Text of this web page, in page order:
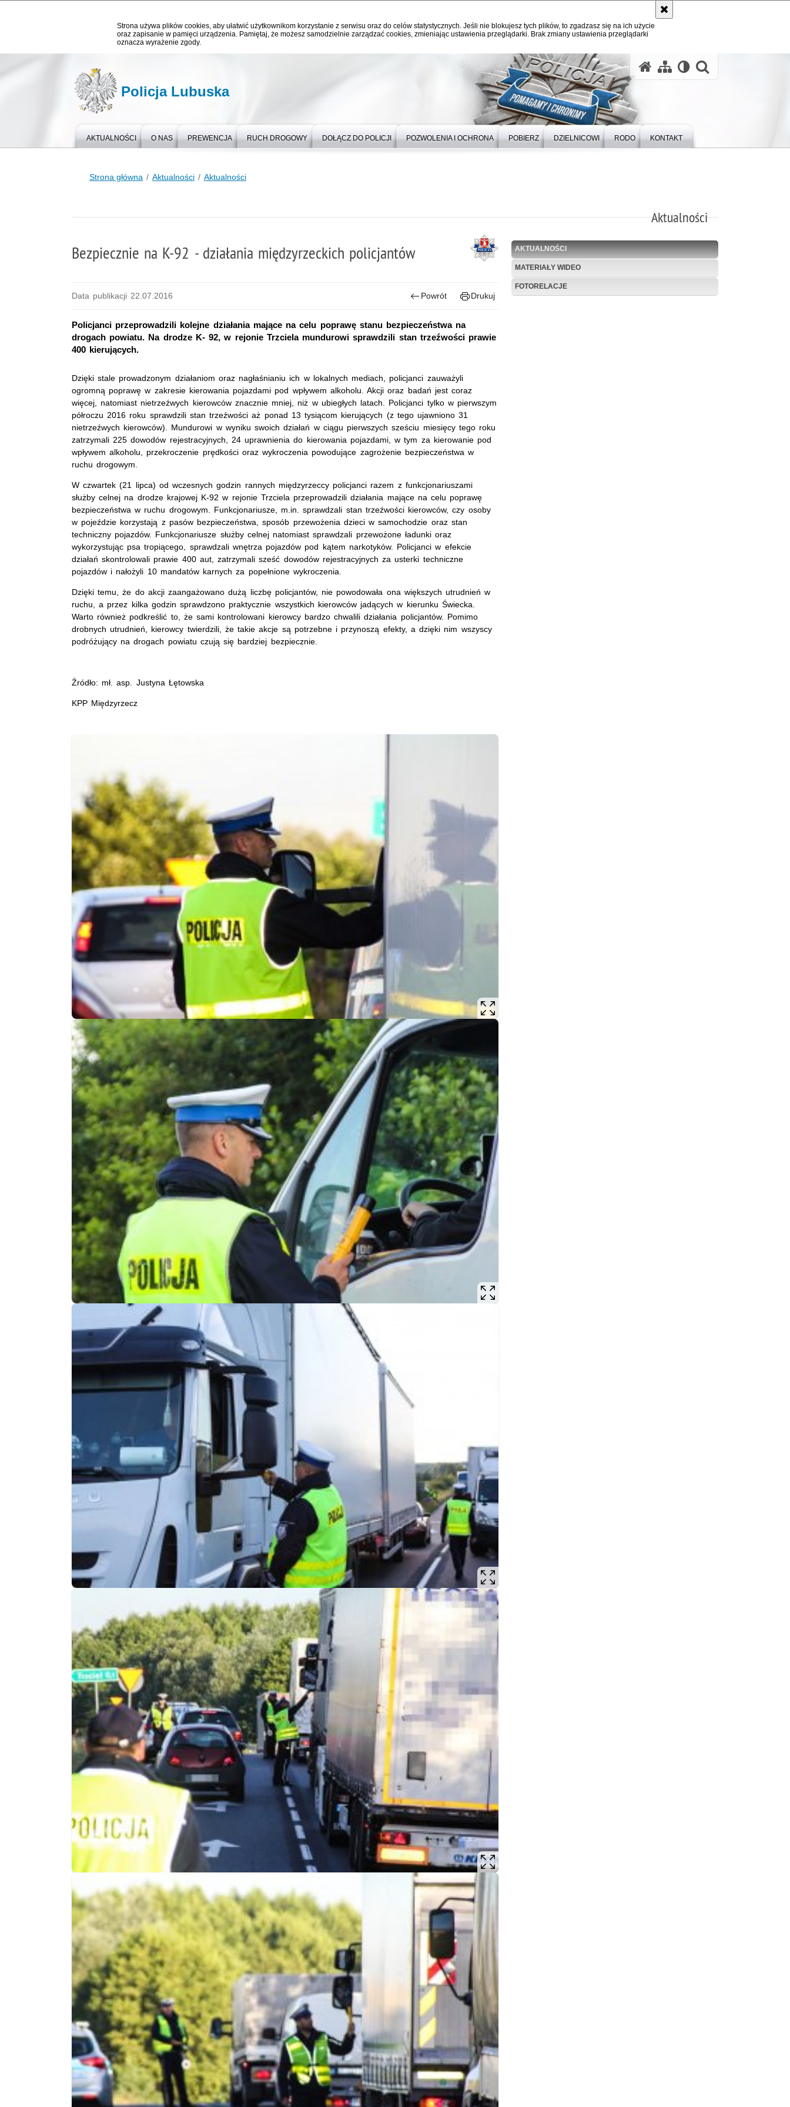
Strona używa plików cookies, aby ułatwić użytkownikom korzystanie z serwisu oraz do celów statystycznych. Jeśli nie blokujesz tych plików, to zgadzasz się na ich użycie
oraz zapisanie w pamięci urządzenia. Pamiętaj, że możesz samodzielnie zarządzać cookies, zmieniając ustawienia przeglądarki. Brak zmiany ustawienia przeglądarki
oznacza wyrażenie zgody.
Policja Lubuska
AKTUALNOŚCI O NAS PREWENCJA RUCH DROGOWY DOŁĄCZ DO POLICJI POZWOLENIA I OCHRONA POBIERZ DZIELNICOWI RODO KONTAKT
Strona główna Aktualności Aktualności
Aktualności
Bezpiecznie na K-92 - działania międzyrzeckich policjantów
Data publikacji 22.07.2016 Powrót Drukuj
Policjanci przeprowadzili kolejne działania mające na celu poprawę stanu bezpieczeństwa na
drogach powiatu. Na drodze K- 92, w rejonie Trzciela mundurowi sprawdzili stan trzeźwości prawie
400 kierujących.
Dzięki stale prowadzonym działaniom oraz nagłaśnianiu ich w lokalnych mediach, policjanci zauważyli
ogromną poprawę w zakresie kierowania pojazdami pod wpływem alkoholu. Akcji oraz badań jest coraz
więcej, natomiast nietrzeźwych kierowców znacznie mniej, niż w ubiegłych latach. Policjanci tylko w pierwszym
półroczu 2016 roku sprawdzili stan trzeźwości aż ponad 13 tysiącom kierujących (z tego ujawniono 31
nietrzeźwych kierowców). Mundurowi w wyniku swoich działań w ciągu pierwszych sześciu miesięcy tego roku
zatrzymali 225 dowodów rejestracyjnych, 24 uprawnienia do kierowania pojazdami, w tym za kierowanie pod
wpływem alkoholu, przekroczenie prędkości oraz wykroczenia powodujące zagrożenie bezpieczeństwa w
ruchu drogowym.
W czwartek (21 lipca) od wczesnych godzin rannych międzyrzeccy policjanci razem z funkcjonariuszami
służby celnej na drodze krajowej K-92 w rejonie Trzciela przeprowadzili działania mające na celu poprawę
bezpieczeństwa w ruchu drogowym. Funkcjonariusze, m.in. sprawdzali stan trzeźwości kierowców, czy osoby
w pojeździe korzystają z pasów bezpieczeństwa, sposób przewożenia dzieci w samochodzie oraz stan
techniczny pojazdów. Funkcjonariusze służby celnej natomiast sprawdzali przewożone ładunki oraz
wykorzystując psa tropiącego, sprawdzali wnętrza pojazdów pod kątem narkotyków. Policjanci w efekcie
działań skontrolowali prawie 400 aut, zatrzymali sześć dowodów rejestracyjnych za usterki techniczne
pojazdów i nałożyli 10 mandatów karnych za popełnione wykroczenia.
Dzięki temu, że do akcji zaangażowano dużą liczbę policjantów, nie powodowała ona większych utrudnień w
ruchu, a przez kilka godzin sprawdzono praktycznie wszystkich kierowców jadących w kierunku Świecka.
Warto również podkreślić to, że sami kontrolowani kierowcy bardzo chwalili działania policjantów. Pomimo
drobnych utrudnień, kierowcy twierdzili, że takie akcje są potrzebne i przynoszą efekty, a dzięki nim wszyscy
podróżujący na drogach powiatu czują się bardziej bezpiecznie.
Źródło: mł. asp. Justyna Łętowska
KPP Międzyrzecz
AKTUALNOŚCI
MATERIAŁY WIDEO
FOTORELACJE